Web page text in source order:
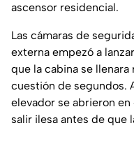
ascensor residencial.
Las cámaras de
externa empezó a
que la cabina se
cuestión de segundos.
elevador se abrieron
salir ilesa antes de que